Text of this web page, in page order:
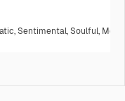
,Sentimental,Soulful,